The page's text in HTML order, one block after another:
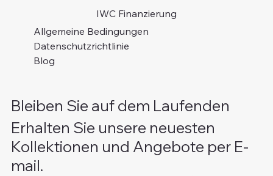
IWC Finanzierung
Allgemeine Bedingungen
Datenschutzrichtlinie
Blog
Bleiben Sie auf dem Laufenden
Erhalten Sie unsere neuesten
Kollektionen und Angebote per E-
mail.